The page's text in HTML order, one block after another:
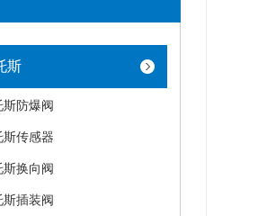
斯
斯防爆阀
斯传感器
斯换向阀
斯插装阀